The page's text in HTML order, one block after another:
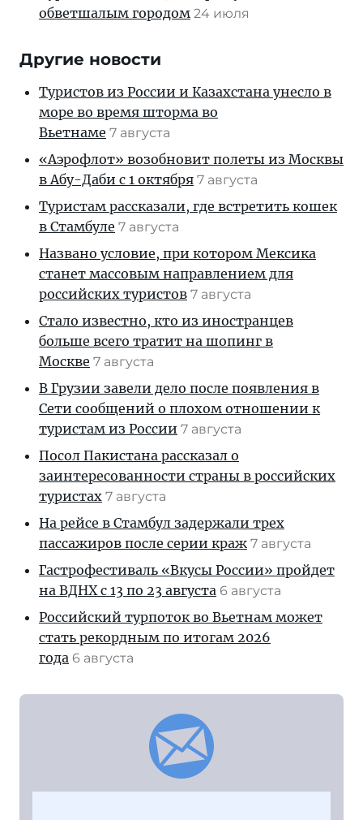
обветшалым городом 24 июля
Другие новости
Туристов из России и Казахстана унесло в
море во время шторма во
Вьетнаме 7 августа
«Аэрофлот» возобновит полеты из Москвы
в Абу-Даби с 1 октября 7 августа
Туристам рассказали, где встретить кошек
в Стамбуле 7 августа
Названо условие, при котором Мексика
станет массовым направлением для
российских туристов 7 августа
Стало известно, кто из иностранцев
больше всего тратит на шопинг в
Москве 7 августа
В Грузии завели дело после появления в
Сети сообщений о плохом отношении к
туристам из России 7 августа
Посол Пакистана рассказал о
заинтересованности страны в российских
туристах 7 августа
На рейсе в Стамбул задержали трех
пассажиров после серии краж 7 августа
Гастрофестиваль «Вкусы России» пройдет
на ВДНХ с 13 по 23 августа 6 августа
Российский турпоток во Вьетнам может
стать рекордным по итогам 2026
года 6 августа